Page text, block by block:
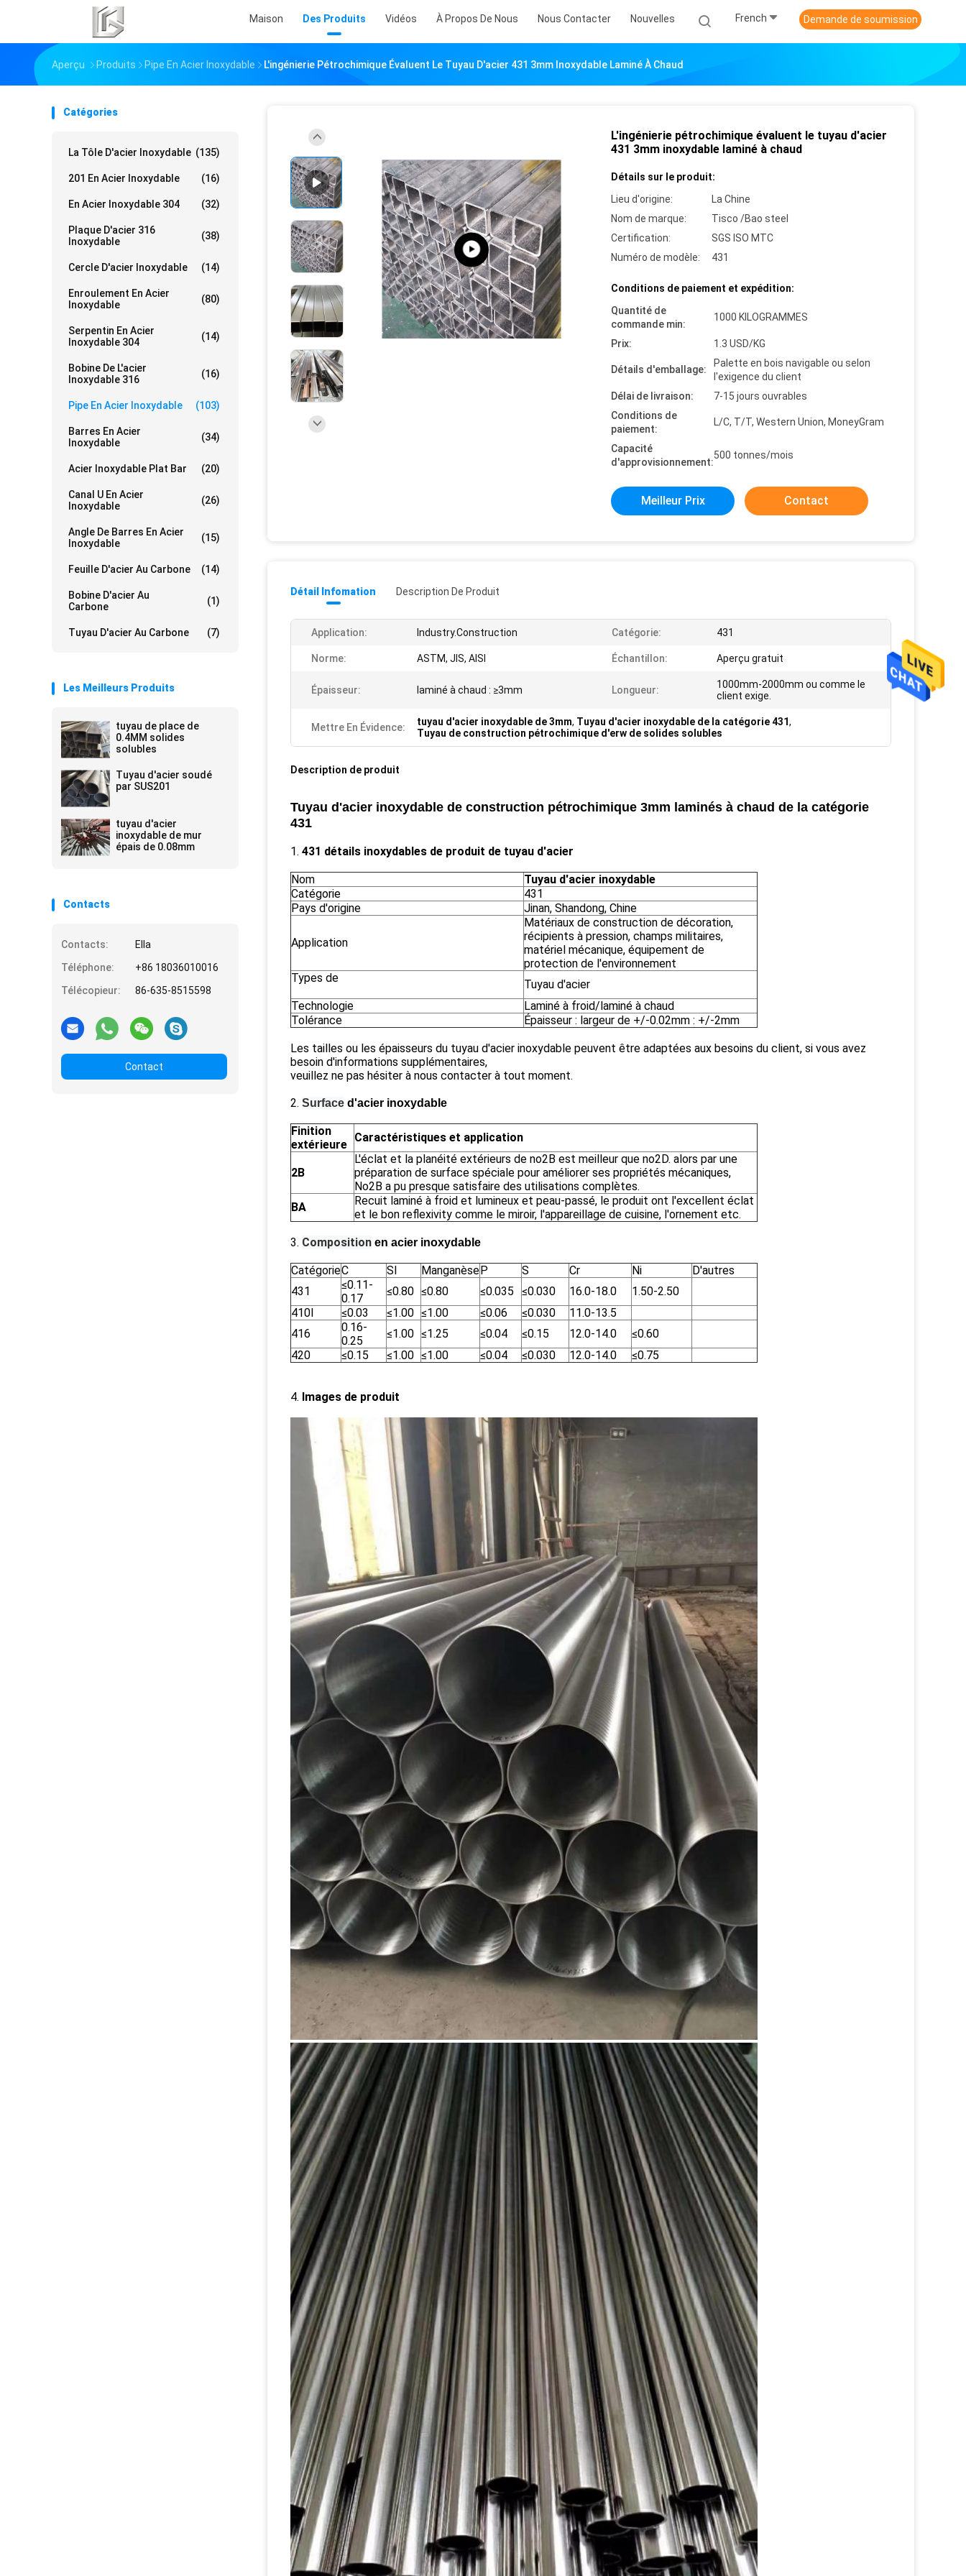
Maison Des Produits Vidéos À Propos De Nous Nous Contacter Nouvelles French Demande de soumission
Aperçu Produits Pipe En Acier Inoxydable L'ingénierie Pétrochimique Évaluent Le Tuyau D'acier 431 3mm Inoxydable Laminé À Chaud
Catégories
La Tôle D'acier Inoxydable (135)
201 En Acier Inoxydable (16)
En Acier Inoxydable 304 (32)
Plaque D'acier 316
Inoxydable
(38)
Cercle D'acier Inoxydable (14)
Enroulement En Acier
Inoxydable
(80)
Serpentin En Acier
Inoxydable 304
(14)
Bobine De L'acier
Inoxydable 316
(16)
Pipe En Acier Inoxydable (103)
Barres En Acier
Inoxydable
(34)
Acier Inoxydable Plat Bar (20)
Canal U En Acier
Inoxydable
(26)
Angle De Barres En Acier
Inoxydable
(15)
Feuille D'acier Au Carbone (14)
Bobine D'acier Au
Carbone
(1)
Tuyau D'acier Au Carbone (7)
Les Meilleurs Produits
tuyau de place de
0.4MM solides
solubles
Tuyau d'acier soudé
par SUS201
tuyau d'acier
inoxydable de mur
épais de 0.08mm
Contacts
Contacts:
Ella
Téléphone:
+86 18036010016
Télécopieur:
86-635-8515598
Contact
L'ingénierie pétrochimique évaluent le tuyau d'acier
431 3mm inoxydable laminé à chaud
Détails sur le produit:
Lieu d'origine:
La Chine
Nom de marque:
Tisco /Bao steel
Certification:
SGS ISO MTC
Numéro de modèle:
431
Conditions de paiement et expédition:
Quantité de
commande min:
1000 KILOGRAMMES
Prix: 1.3 USD/KG
Détails d'emballage:
Palette en bois navigable ou selon
l'exigence du client
Délai de livraison:
7-15 jours ouvrables
Conditions de
paiement:
L/C, T/T, Western Union, MoneyGram
Capacité
d'approvisionnement:
500 tonnes/mois
Meilleur Prix Contact
Détail Infomation Description De Produit
Application: Industry.Construction Catégorie: 431
Norme: ASTM, JIS, AISI Échantillon: Aperçu gratuit
Épaisseur: laminé à chaud : ≥3mm Longueur:
1000mm-2000mm ou comme le
client exige.
Mettre En Évidence: tuyau d'acier inoxydable de 3mm, Tuyau d'acier inoxydable de la catégorie 431,
Tuyau de construction pétrochimique d'erw de solides solubles
Description de produit
Tuyau d'acier inoxydable de construction pétrochimique 3mm laminés à chaud de la catégorie
431
1. 431 détails inoxydables de produit de tuyau d'acier
Nom
Tuyau d'acier inoxydable
Catégorie
431
Pays d'origine
Jinan, Shandong, Chine
Application
Matériaux de construction de décoration,
récipients à pression, champs militaires,
matériel mécanique, équipement de
protection de l'environnement
Types de
Tuyau d'acier
Technologie
Laminé à froid/laminé à chaud
Tolérance
Épaisseur : largeur de +/-0.02mm : +/-2mm
Les tailles ou les épaisseurs du tuyau d'acier inoxydable peuvent être adaptées aux besoins du client, si vous avez
besoin d'informations supplémentaires,
veuillez ne pas hésiter à nous contacter à tout moment.
2. Surface d'acier inoxydable
Finition
extérieure
Caractéristiques et application
2B
L'éclat et la planéité extérieurs de no2B est meilleur que no2D. alors par une
préparation de surface spéciale pour améliorer ses propriétés mécaniques,
No2B a pu presque satisfaire des utilisations complètes.
BA
Recuit laminé à froid et lumineux et peau-passé, le produit ont l'excellent éclat
et le bon reflexivity comme le miroir, l'appareillage de cuisine, l'ornement etc.
3. Composition en acier inoxydable
CatégorieC SI ManganèseP S Cr Ni
D'autres
431
≤0.11-
0.17
≤0.80 ≤0.80 ≤0.035 ≤0.030 16.0-18.0
1.50-2.50
410l
≤0.03 ≤1.00 ≤1.00 ≤0.06 ≤0.030
11.0-13.5
416
0.16-
0.25
≤1.00 ≤1.25 ≤0.04 ≤0.15 12.0-14.0
≤0.60
420
≤0.15 ≤1.00 ≤1.00 ≤0.04 ≤0.030 12.0-14.0 ≤0.75
4. Images de produit